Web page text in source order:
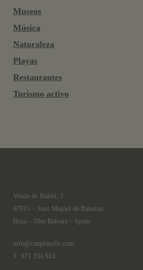
Museos
Música
Naturaleza
Playas
Restaurantes
Turismo activo
Venda de Rubió, 2
07815 – Sant Miquel de Balansat
Ibiza – Illes Balears – Spain
info@canplanells.com
T. 971 334 924